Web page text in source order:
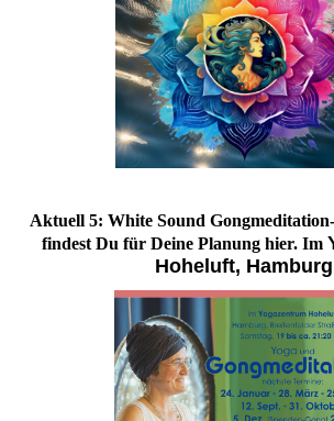
Aktuell 5: White Sound Gongmeditation-
findest Du für Deine Planung hier. Im
Hoheluft, Hamburg